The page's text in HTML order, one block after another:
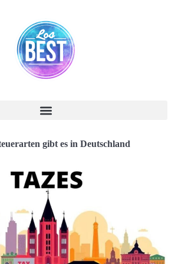
gibt es in Deutschland